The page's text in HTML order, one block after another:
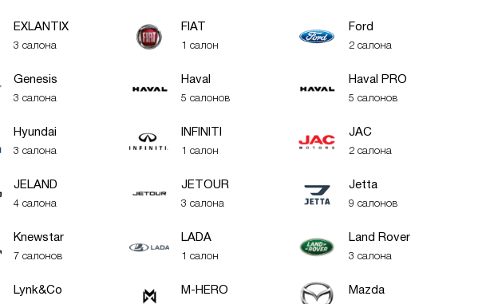
EXLANTIX
3 салона
FIAT
1 салон
Ford
2 салона
Genesis
3 салона
Haval
5 салонов
Haval PRO
5 салонов
Hyundai
3 салона
INFINITI
1 салон
JAC
2 салона
JELAND
4 салона
JETOUR
3 салона
Jetta
9 салонов
Knewstar
7 салонов
LADA
1 салон
Land Rover
3 салона
Lynk&Co M-HERO Mazda